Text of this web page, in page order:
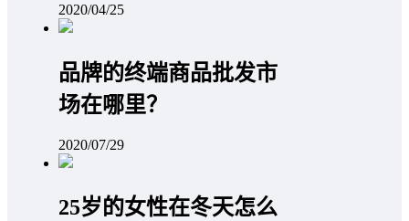
2020/04/25
品牌的终端商品批发市
场在哪里？
2020/07/29
25岁的女性在冬天怎么